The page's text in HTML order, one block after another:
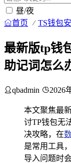
昼/夜
首页 TS钱包
最新版tp钱
助记词怎么
qbadmin 2026
本文聚焦最
讨TP钱包无
决攻略，在
是常用工具
导入问题时